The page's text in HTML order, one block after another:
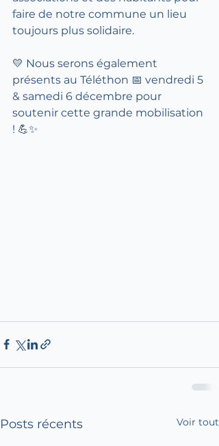
faire de notre commune un lieu
toujours plus solidaire.
💛 Nous serons également
présents au Téléthon 📅 vendredi 5
& samedi 6 décembre pour
soutenir cette grande mobilisation
! 💪✨
Posts récents Voir tout